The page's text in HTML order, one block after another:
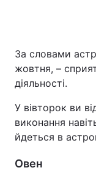
Україна
Економіка
Спорт
Техно і зв'язок
За словами
жовтня, –
діяльності.
У вівторок ви
виконання
йдеться в
Овен